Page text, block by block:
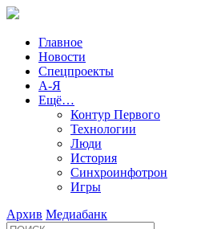
Главное
Новости
Спецпроекты
А-Я
Ещё…
Контур Первого
Технологии
Люди
История
Синхроинфотрон
Игры
Архив Медиабанк